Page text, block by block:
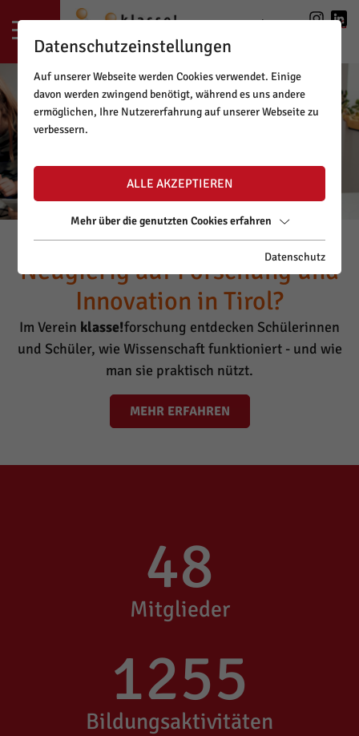
LOGIN|REGISTRIERUNG
Neugierig auf Forschung und
Innovation in Tirol?
Im Verein klasse!forschung entdecken Schülerinnen
und Schüler, wie Wissenschaft funktioniert - und wie
man sie praktisch nützt.
MEHR ERFAHREN
48
Mitglieder
1255
Bildungsaktivitäten
Datenschutzeinstellungen
Auf unserer Webseite werden Cookies verwendet. Einige
davon werden zwingend benötigt, während es uns andere
ermöglichen, Ihre Nutzererfahrung auf unserer Webseite zu
verbessern.
ALLE AKZEPTIEREN
Mehr über die genutzten Cookies erfahren
Datenschutz